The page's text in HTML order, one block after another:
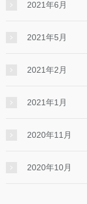
2021年6月
2021年5月
2021年2月
2021年1月
2020年11月
2020年10月